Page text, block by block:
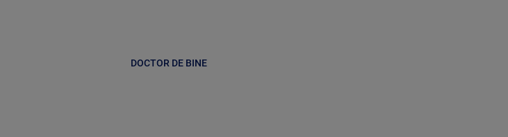
DOCTOR DE BINE